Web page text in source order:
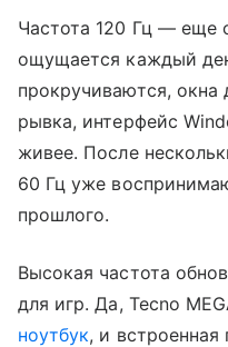
Частота 120 Гц — еще
ощущается каждый
прокручиваются, окна
рывка, интерфейс
живее. После
60 Гц уже
прошлого.
Высокая частота
для игр. Да, Tecno
ноутбук, и встроенная